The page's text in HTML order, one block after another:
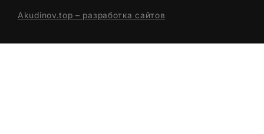
Akudinov.top – разработка сайтов